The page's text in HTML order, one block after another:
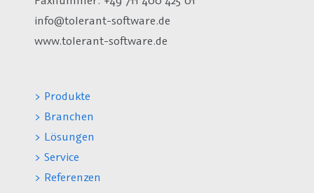
info@tolerant-software.de
www.tolerant-software.de
> Produkte
> Branchen
> Lösungen
> Service
> Referenzen